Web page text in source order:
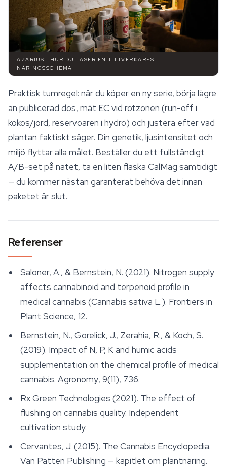
AZARIUS · HUR DU LÄSER EN TILLVERKARES
NÄRINGSSCHEMA
Praktisk tumregel: när du köper en ny serie, börja lägre
än publicerad dos, mät EC vid rotzonen (run-off i
kokos/jord, reservoaren i hydro) och justera efter vad
plantan faktiskt säger. Din genetik, ljusintensitet och
miljö flyttar alla målet. Beställer du ett fullständigt
A/B-set på nätet, ta en liten flaska CalMag samtidigt
— du kommer nästan garanterat behöva det innan
paketet är slut.
Referenser
Saloner, A., & Bernstein, N. (2021). Nitrogen supply
affects cannabinoid and terpenoid profile in
medical cannabis (Cannabis sativa L.). Frontiers in
Plant Science, 12.
Bernstein, N., Gorelick, J., Zerahia, R., & Koch, S.
(2019). Impact of N, P, K and humic acids
supplementation on the chemical profile of medical
cannabis. Agronomy, 9(11), 736.
Rx Green Technologies (2021). The effect of
flushing on cannabis quality. Independent
cultivation study.
Cervantes, J. (2015). The Cannabis Encyclopedia.
Van Patten Publishing — kapitlet om plantnäring.